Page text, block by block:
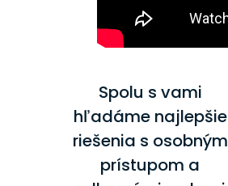
Spolu s vami
hľadáme najlepšie
riešenia s osobným
prístupom a